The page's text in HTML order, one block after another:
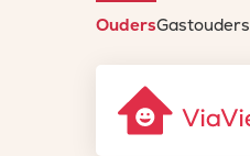
OudersGastouders